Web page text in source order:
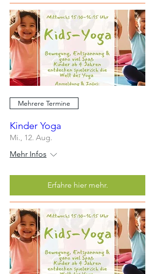
Mehrere Termine
Kinder Yoga
Mi., 12. Aug.
Mehr Infos
Erfahre hier mehr.